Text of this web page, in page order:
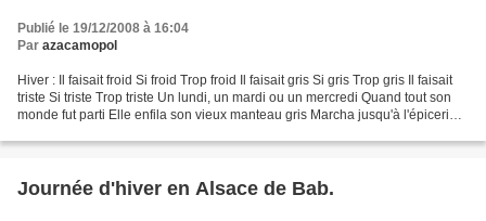
Publié le 19/12/2008 à 16:04
Par azacamopol
Hiver : Il faisait froid Si froid Trop froid Il faisait gris Si gris Trop gris Il faisait
triste Si triste Trop triste Un lundi, un mardi ou un mercredi Quand tout son
monde fut parti Elle enfila son vieux manteau gris Marcha jusqu'à l'épicerie
Journée d'hiver en Alsace de Bab.